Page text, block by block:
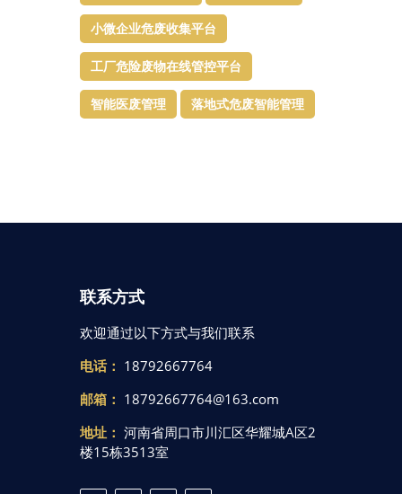
小微企业危废收集平台
工厂危险废物在线管控平台
智能医废管理 落地式危废智能管理
联系方式
欢迎通过以下方式与我们联系
电话： 18792667764
邮箱： 18792667764@163.com
地址： 河南省周口市川汇区华耀城A区2
楼15栋3513室